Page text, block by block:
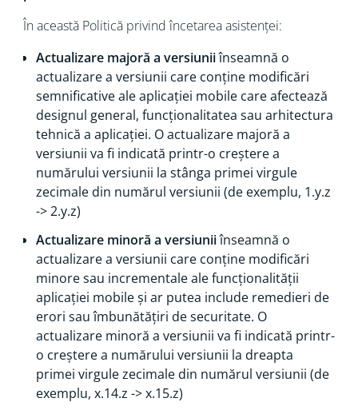
În această Politică privind încetarea asistenței:
Actualizare majoră a versiuniiînseamnă o
actualizare a versiunii care conține modificări
semnificative ale aplicației mobile care afectează
designul general, funcționalitatea sau arhitectura
tehnică a aplicației. O actualizare majoră a
versiunii va fi indicată printr-o creștere a
numărului versiunii la stânga primei virgule
zecimale din numărul versiunii (de exemplu, 1.y.z
-> 2.y.z)
Actualizare minoră a versiuniiînseamnă o
actualizare a versiunii care conține modificări
minore sau incrementale ale funcționalității
aplicației mobile și ar putea include remedieri de
erori sau îmbunătățiri de securitate. O
actualizare minoră a versiunii va fi indicată printr-
o creștere a numărului versiunii la dreapta
primei virgule zecimale din numărul versiunii (de
exemplu, x.14.z -> x.15.z)